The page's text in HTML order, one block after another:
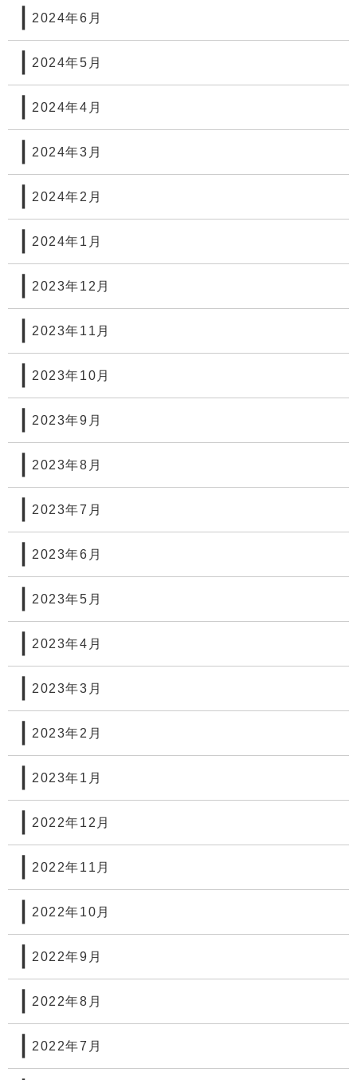
2024年6月
2024年5月
2024年4月
2024年3月
2024年2月
2024年1月
2023年12月
2023年11月
2023年10月
2023年9月
2023年8月
2023年7月
2023年6月
2023年5月
2023年4月
2023年3月
2023年2月
2023年1月
2022年12月
2022年11月
2022年10月
2022年9月
2022年8月
2022年7月